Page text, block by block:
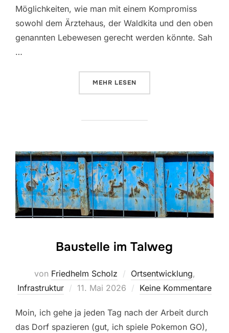
Möglichkeiten, wie man mit einem Kompromiss
sowohl dem Ärztehaus, der Waldkita und den oben
genannten Lebewesen gerecht werden könnte. Sah
…
MEHR ÜBER „HASELMAUS,
LESEN
Baustelle im Talweg
von Friedhelm Scholz Ortsentwicklung,
Infrastruktur
Veröffentlicht
11. Mai 2026 Keine Kommentare
Moin, ich gehe ja jeden Tag nach der Arbeit durch
das Dorf spazieren (gut, ich spiele Pokemon GO),